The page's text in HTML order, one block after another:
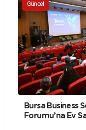
Güncel
Bursa Business
Forumu’na Ev